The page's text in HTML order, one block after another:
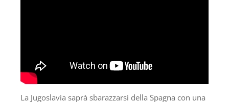
La Jugoslavia saprà sbarazzarsi della Spagna con una